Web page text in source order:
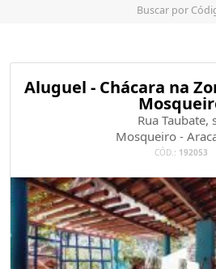
Buscar por
Aluguel - Chácara na
Rua Taubate,
Mosqueiro -
CÓD.: 192053